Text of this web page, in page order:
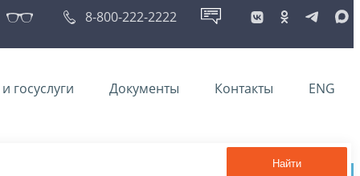
8-800-222-2222
госуслуги Документы Контакты ENG
Найти